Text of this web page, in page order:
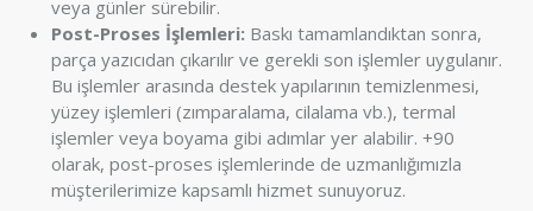
veya günler sürebilir.
Post-Proses İşlemleri: Baskı tamamlandıktan sonra,
parça yazıcıdan çıkarılır ve gerekli son işlemler uygulanır.
Bu işlemler arasında destek yapılarının temizlenmesi,
yüzey işlemleri (zımparalama, cilalama vb.), termal
işlemler veya boyama gibi adımlar yer alabilir. +90
olarak, post-proses işlemlerinde de uzmanlığımızla
müşterilerimize kapsamlı hizmet sunuyoruz.